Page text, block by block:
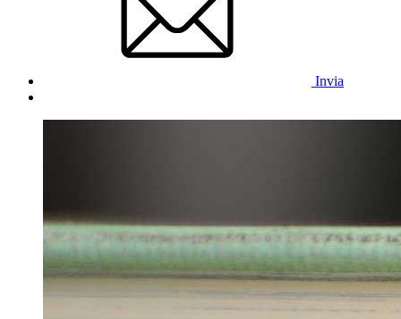
Invia